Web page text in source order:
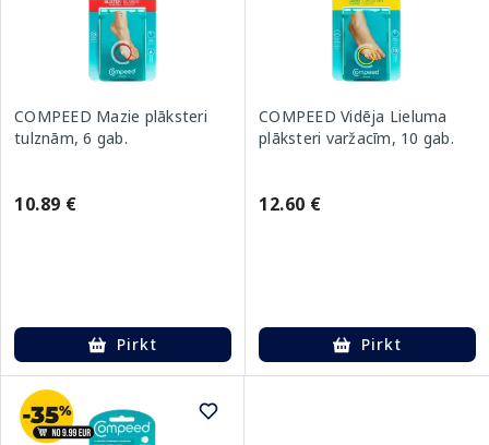
COMPEED Mazie plāksteri
tulznām, 6 gab.
10.89 €
Pirkt
COMPEED Vidēja Lieluma
plāksteri varžacīm, 10 gab.
12.60 €
Pirkt